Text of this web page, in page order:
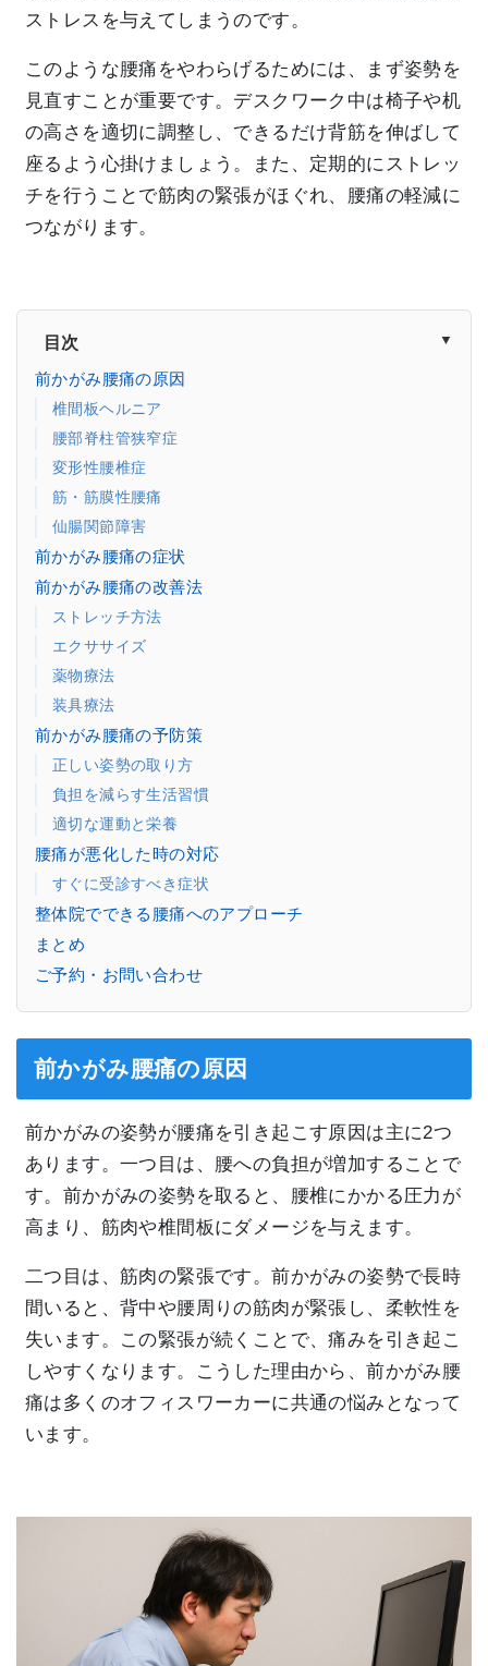
ストレスを与えてしまうのです。
このような腰痛をやわらげるためには、まず姿勢を
見直すことが重要です。デスクワーク中は椅子や机
の高さを適切に調整し、できるだけ背筋を伸ばして
座るよう心掛けましょう。また、定期的にストレッ
チを行うことで筋肉の緊張がほぐれ、腰痛の軽減に
つながります。
目次
前かがみ腰痛の原因
椎間板ヘルニア
腰部脊柱管狭窄症
変形性腰椎症
筋・筋膜性腰痛
仙腸関節障害
前かがみ腰痛の症状
前かがみ腰痛の改善法
ストレッチ方法
エクササイズ
薬物療法
装具療法
前かがみ腰痛の予防策
正しい姿勢の取り方
負担を減らす生活習慣
適切な運動と栄養
腰痛が悪化した時の対応
すぐに受診すべき症状
整体院でできる腰痛へのアプローチ
まとめ
ご予約・お問い合わせ
前かがみ腰痛の原因
前かがみの姿勢が腰痛を引き起こす原因は主に2つ
あります。一つ目は、腰への負担が増加することで
す。前かがみの姿勢を取ると、腰椎にかかる圧力が
高まり、筋肉や椎間板にダメージを与えます。
二つ目は、筋肉の緊張です。前かがみの姿勢で長時
間いると、背中や腰周りの筋肉が緊張し、柔軟性を
失います。この緊張が続くことで、痛みを引き起こ
しやすくなります。こうした理由から、前かがみ腰
痛は多くのオフィスワーカーに共通の悩みとなって
います。